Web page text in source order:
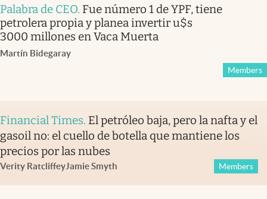
Palabra de CEO. Fue número 1 de YPF, tiene
petrolera propia y planea invertir u$s
3000 millones en Vaca Muerta
Martín Bidegaray
Members
Financial Times. El petróleo baja, pero la nafta y el
gasoil no: el cuello de botella que mantiene los
precios por las nubes
Verity RatcliffeyJamie Smyth Members